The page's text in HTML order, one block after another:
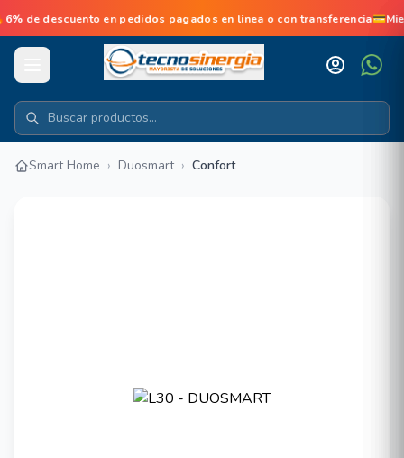
de descuento en pedidos pagados en linea o con
Smart Home › Duosmart › Confort